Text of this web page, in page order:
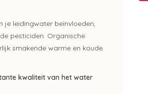
je leidingwater beïnvloeden,
pesticiden. Organische
smakende warme en koude
kwaliteit van het water